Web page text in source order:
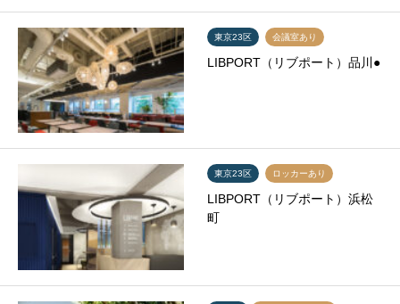
東京23区 会議室あり
LIBPORT（リブポート）品川●
東京23区 ロッカーあり
LIBPORT（リブポート）浜松
町